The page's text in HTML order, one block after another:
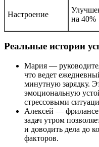
Настроение
на 40%
Реальные истории
Мария —
что ведет
минутную зарядку.
эмоциональную
стрессовыми
Алексей —
задач утром
и доводить дела до
факторов.